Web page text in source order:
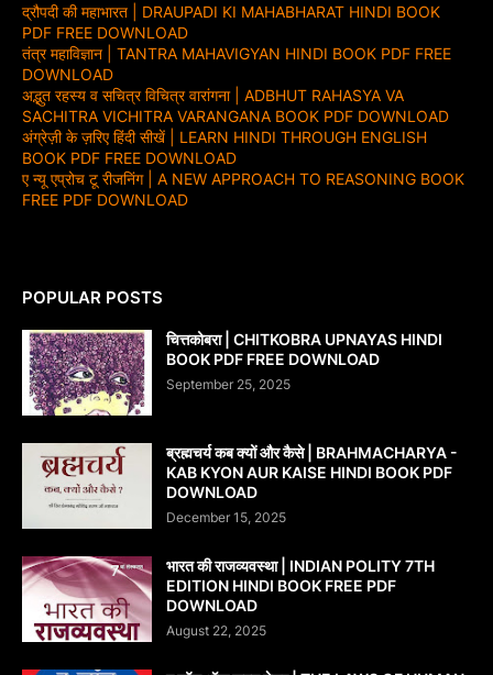
द्रौपदी की महाभारत | DRAUPADI KI MAHABHARAT HINDI BOOK
PDF FREE DOWNLOAD
तंत्र महाविज्ञान | TANTRA MAHAVIGYAN HINDI BOOK PDF FREE
DOWNLOAD
अद्भुत रहस्य व सचित्र विचित्र वारांगना | ADBHUT RAHASYA VA
SACHITRA VICHITRA VARANGANA BOOK PDF DOWNLOAD
अंग्रेज़ी के ज़रिए हिंदी सीखें | LEARN HINDI THROUGH ENGLISH
BOOK PDF FREE DOWNLOAD
ए न्यू एप्रोच टू रीजनिंग | A NEW APPROACH TO REASONING BOOK
FREE PDF DOWNLOAD
POPULAR POSTS
चित्तकोबरा | CHITKOBRA UPNAYAS HINDI
BOOK PDF FREE DOWNLOAD
September 25, 2025
ब्रह्मचर्य कब क्यों और कैसे | BRAHMACHARYA -
KAB KYON AUR KAISE HINDI BOOK PDF
DOWNLOAD
December 15, 2025
भारत की राजव्यवस्था | INDIAN POLITY 7TH
EDITION HINDI BOOK FREE PDF
DOWNLOAD
August 22, 2025